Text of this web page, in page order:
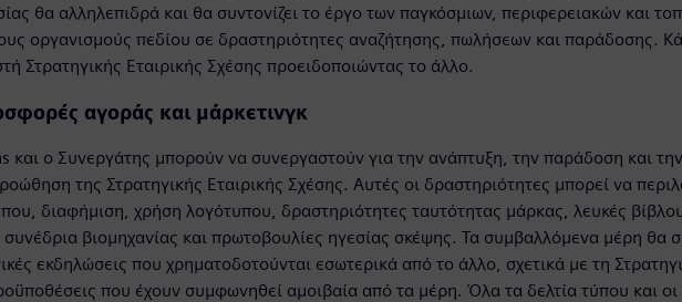
θα αλληλεπιδρά και θα συντονίζει το έργο των παγκόσμιων, περιφερειακών και
οργανισμούς πεδίου σε δραστηριότητες αναζήτησης, πωλήσεων και παράδοσης.
Στρατηγικής Εταιρικής Σχέσης προειδοποιώντας το άλλο.
αγοράς και μάρκετινγκ
και ο Συνεργάτης μπορούν να συνεργαστούν για την ανάπτυξη, την παράδοση και
της Στρατηγικής Εταιρικής Σχέσης. Αυτές οι δραστηριότητες μπορεί να
διαφήμιση, χρήση λογότυπου, δραστηριότητες ταυτότητας μάρκας, λευκές
βιομηχανίας και πρωτοβουλίες ηγεσίας σκέψης. Τα συμβαλλόμενα μέρη θα
εκδηλώσεις που χρηματοδοτούνται εσωτερικά από το άλλο, σχετικά με τη
που έχουν συμφωνηθεί αμοιβαία από τα μέρη. Όλα τα δελτία τύπου και